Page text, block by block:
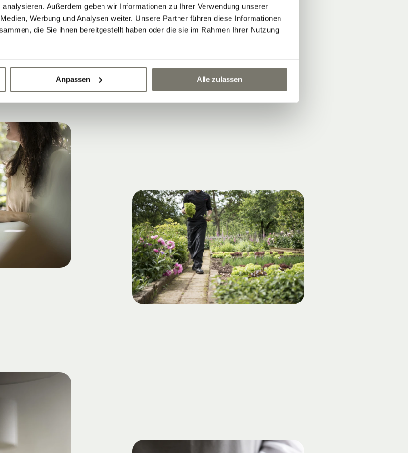
Außerdem geben wir Informationen zu Ihrer Verwendung unserer
Werbung und Analysen weiter. Unsere Partner führen diese Informationen
die Sie ihnen bereitgestellt haben oder die sie im Rahmen Ihrer Nutzung
Anpassen Alle zulassen
unter den Glyzinien erleben.